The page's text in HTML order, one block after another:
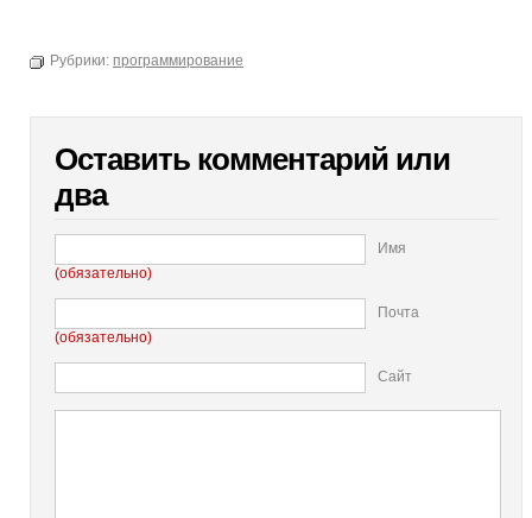
Рубрики: программирование
Оставить комментарий или
два
Имя
(обязательно)
Почта
(обязательно)
Сайт